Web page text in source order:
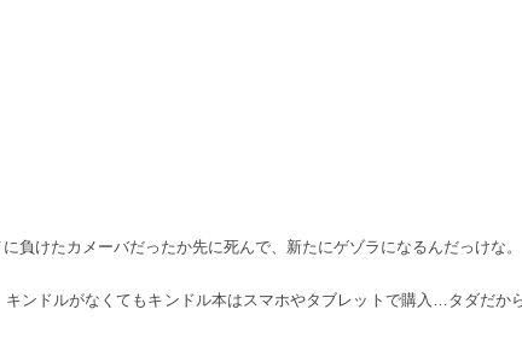
負けたカメーバだったか先に死んで、新たにゲゾラになるんだっけな。
ンドルがなくてもキンドル本はスマホやタブレットで購入…タダだか